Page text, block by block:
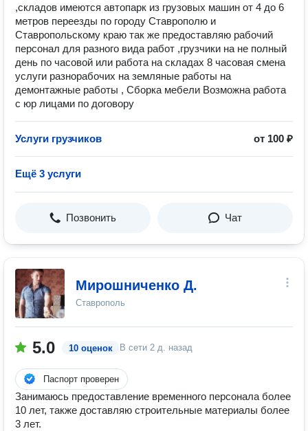
,складов имеются автопарк из грузовых машин от 4 до 6
метров переезды по городу Ставрополю и
Ставропольскому краю так же предоставляю рабочий
персонал для разного вида работ ,грузчики на не полный
день по часовой или работа на складах 8 часовая смена
услуги разнорабочих на земляные работы на
демонтажные работы , Сборка мебели Возможна работа
с юр лицами по договору
Услуги грузчиков от 100 ₽
Ещё 3 услуги
Позвонить Чат
Мирошниченко Д.
Ставрополь
5.0 10 оценок В сети 2 д. назад
Паспорт проверен
Занимаюсь предоставление временного персонала более
10 лет, также доставляю строительные материалы более
3 лет.